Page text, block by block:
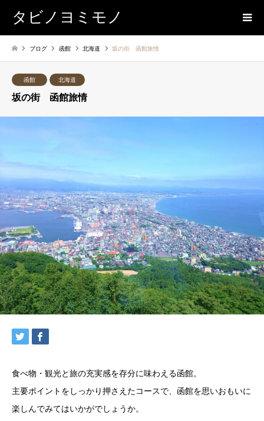
タビノヨミモノ
ブログ 函館 北海道 坂の街 函館旅情
函館 北海道
坂の街 函館旅情
食べ物・観光と旅の充実感を存分に味わえる函館。
主要ポイントをしっかり押さえたコースで、函館を思いおもいに
楽しんでみてはいかがでしょうか。